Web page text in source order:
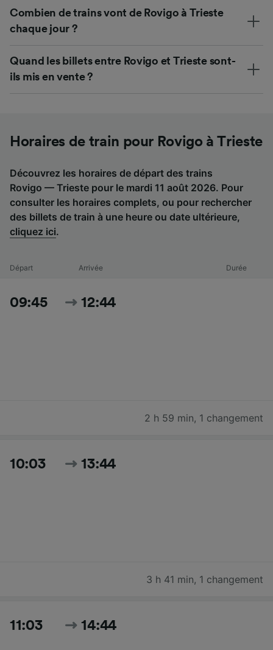
Combien de trains vont de Rovigo à Trieste
chaque jour ?
Quand les billets entre Rovigo et Trieste sont-
ils mis en vente ?
Horaires de train pour Rovigo à Trieste
Découvrez les horaires de départ des trains
Rovigo — Trieste pour le mardi 11 août 2026. Pour
consulter les horaires complets, ou pour rechercher
des billets de train à une heure ou date ultérieure,
cliquez ici.
Départ Arrivée Durée
09:45 12:44
2 h 59 min, 1 changement
10:03 13:44
3 h 41 min, 1 changement
11:03 14:44